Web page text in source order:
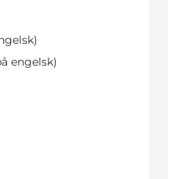
engelsk)